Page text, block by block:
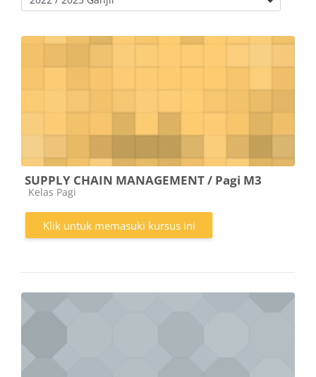
Kategori kursus
SUPPLY CHAIN MANAGEMENT / Pagi M3
Kategori kursus
Kelas Pagi
Klik untuk memasuki kursus ini